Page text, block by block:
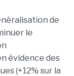
de
le
évidence des
(+12% sur la